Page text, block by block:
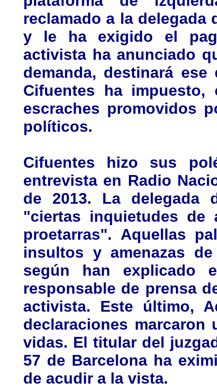
reclamado a la
y le ha exigido el
activista ha anunciado
demanda, destinará
Cifuentes ha
escraches promovidos
políticos.
Cifuentes hizo sus
entrevista en Radio
de 2013. La delegada
"ciertas inquietudes
proetarras". Aquellas
insultos y amenazas
según han
responsable de prensa
activista. Este último,
declaraciones
vidas. El titular del
57 de Barcelona ha
de acudir a la vista.